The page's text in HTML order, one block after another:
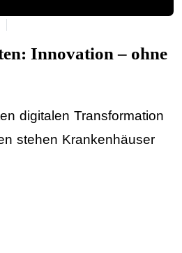
Innovation – ohne
digitalen Transformation
stehen Krankenhäuser